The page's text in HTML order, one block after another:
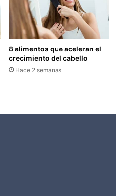
8 alimentos que aceleran el
crecimiento del cabello
Hace 2 semanas